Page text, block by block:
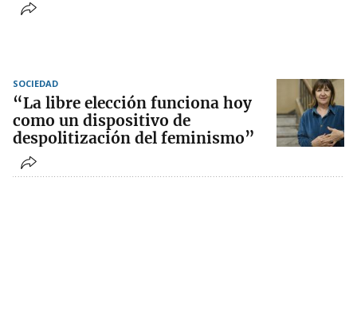
SOCIEDAD
“La libre elección funciona hoy
como un dispositivo de
despolitización del feminismo”